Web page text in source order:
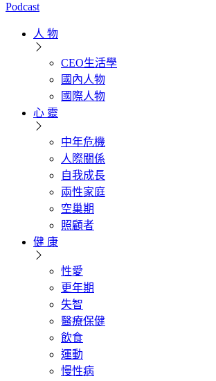
Podcast
人 物
CEO生活學
國內人物
國際人物
心 靈
中年危機
人際關係
自我成長
兩性家庭
空巢期
照顧者
健 康
性愛
更年期
失智
醫療保健
飲食
運動
慢性病